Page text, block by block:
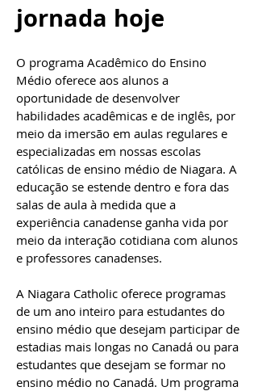
jornada hoje
O programa Acadêmico do Ensino
Médio oferece aos alunos a
oportunidade de desenvolver
habilidades acadêmicas e de inglês, por
meio da imersão em aulas regulares e
especializadas em nossas escolas
católicas de ensino médio de Niagara. A
educação se estende dentro e fora das
salas de aula à medida que a
experiência canadense ganha vida por
meio da interação cotidiana com alunos
e professores canadenses.
A Niagara Catholic oferece programas
de um ano inteiro para estudantes do
ensino médio que desejam participar de
estadias mais longas no Canadá ou para
estudantes que desejam se formar no
ensino médio no Canadá. Um programa